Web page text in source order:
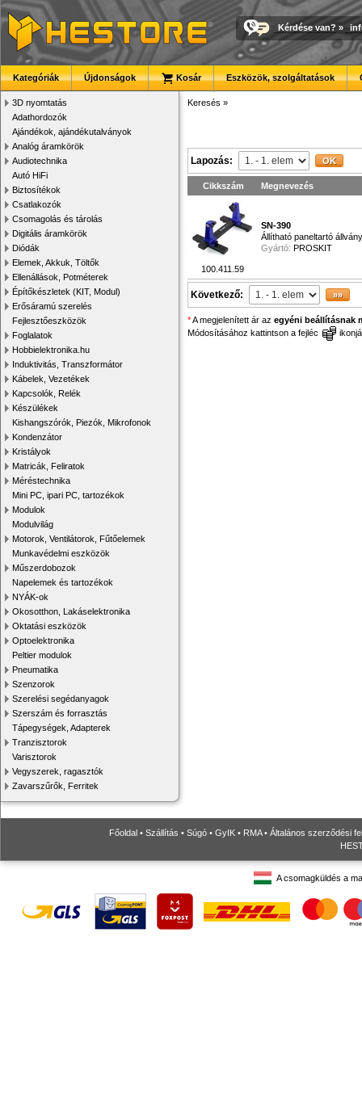
Kérdése van? »
Kategóriák Újdonságok Kosár Eszközök, szolgáltatások
3D nyomtatás
Adathordozók
Ajándékok, ajándékutalványok
Analóg áramkörök
Audiotechnika
Autó HiFi
Biztosítékok
Csatlakozók
Csomagolás és tárolás
Digitális áramkörök
Diódák
Elemek, Akkuk, Töltők
Ellenállások, Potméterek
Építőkészletek (KIT, Modul)
Erősáramú szerelés
Fejlesztőeszközök
Foglalatok
Hobbielektronika.hu
Induktivitás, Transzformátor
Kábelek, Vezetékek
Kapcsolók, Relék
Készülékek
Kishangszórók, Piezók, Mikrofonok
Kondenzátor
Kristályok
Matricák, Feliratok
Méréstechnika
Mini PC, ipari PC, tartozékok
Modulok
Modulvilág
Motorok, Ventilátorok, Fűtőelemek
Munkavédelmi eszközök
Műszerdobozok
Napelemek és tartozékok
NYÁK-ok
Okosotthon, Lakáselektronika
Oktatási eszközök
Optoelektronika
Peltier modulok
Pneumatika
Szenzorok
Szerelési segédanyagok
Szerszám és forrasztás
Tápegységek, Adapterek
Tranzisztorok
Varisztorok
Vegyszerek, ragasztók
Zavarszűrők, Ferritek
Keresés »
Lapozás:
Cikkszám Megnevezés
100.411.59
SN-390
Állítható paneltartó
Gyártó: PROSKIT
Következő:
*A megjelenített ár az egyéni beállításnak
Módosításához kattintson a fejléc
Főoldal • Szállítás • Súgó • GyIK • RMA• Általános szerződési
A csomagküldés a